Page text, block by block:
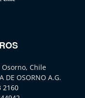
Chile
DE OSORNO A.G.
2160